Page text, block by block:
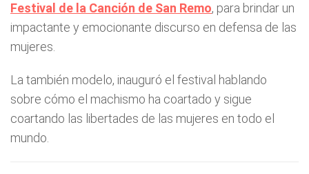
Festival de la Canción de San Remo, para brindar un
impactante y emocionante discurso en defensa de las
mujeres.
La también modelo, inauguró el festival hablando
sobre cómo el machismo ha coartado y sigue
coartando las libertades de las mujeres en todo el
mundo.